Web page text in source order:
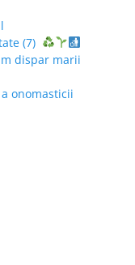
(7)
dispar marii
onomasticii